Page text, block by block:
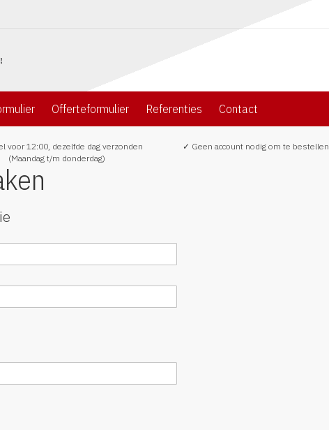
Offerteformulier Referenties Contact
voor 12:00, dezelfde dag verzonden
(Maandag t/m donderdag)
✓ Geen account nodig om te bestellen